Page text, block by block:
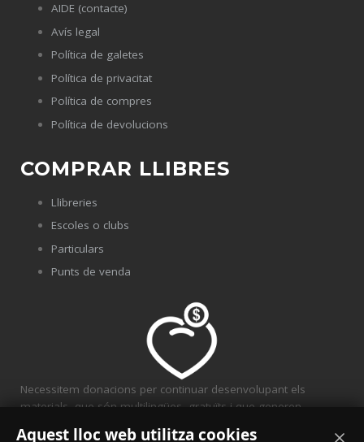
AIDE (contacte)
Avís legal
Política de galetes
Política de privacitat
Política de compres
Política de devolucions
COMPRAR LLIBRES
Llibreries
Escoles o clubs
Particulars
Punts de venda
Necessitem donacions per continuar desenvolupant els
materials, que són multilingües, gratuïts i que generen
Aquest lloc web utilitza cookies